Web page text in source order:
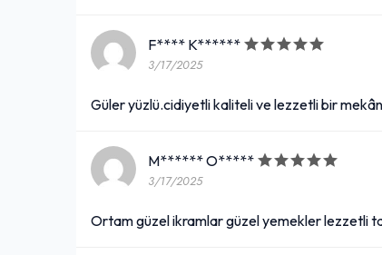
F**** K******
3/17/2025
Güler yüzlü.cidiyetli kaliteli ve lezzetli bir mekân
M****** O*****
3/17/2025
Ortam güzel ikramlar güzel yemekler lezzetli